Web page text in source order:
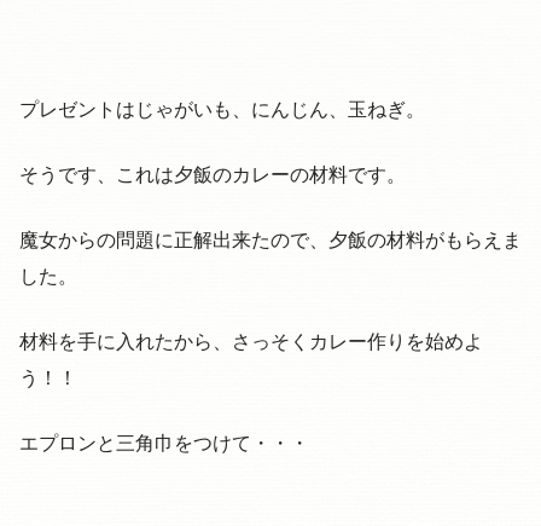
プレゼントはじゃがいも、にんじん、玉ねぎ。
そうです、これは夕飯のカレーの材料です。
魔女からの問題に正解出来たので、夕飯の材料がもらえま
した。
材料を手に入れたから、さっそくカレー作りを始めよ
う！！
エプロンと三角巾をつけて・・・